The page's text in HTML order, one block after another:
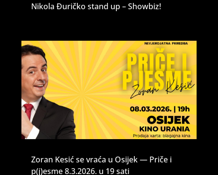
Nikola Đuričko stand up – Showbiz!
Zoran Kesić se vraća u Osijek — Priče i
p(j)esme 8.3.2026. u 19 sati